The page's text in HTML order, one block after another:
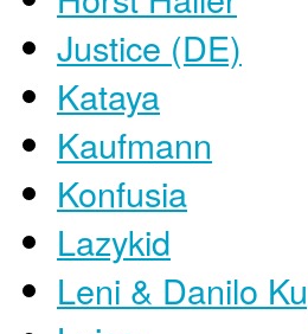
Justice (DE)
Kataya
Kaufmann
Konfusia
Lazykid
Leni & Danilo